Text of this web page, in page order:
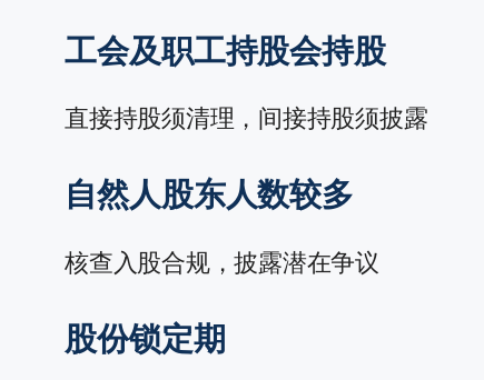
工会及职工持股会持股
直接持股须清理，间接持股须披露
自然人股东人数较多
核查入股合规，披露潜在争议
股份锁定期